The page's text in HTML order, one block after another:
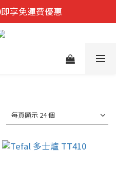
物 尊享全單9折優惠!
享免運費優惠
物 尊享全單9折優惠!
每頁顯示 24 個